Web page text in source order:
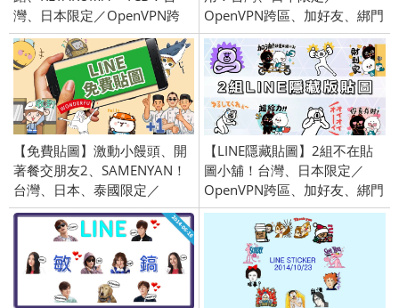
灣、日本限定／OpenVPN跨
區、加好友、綁門號／
2021/10/19
OpenVPN跨區、加好友、綁門
號／2024/3/5
【免費貼圖】激動小饅頭、開
著餐交朋友2、SAMENYAN！
台灣、日本、泰國限定／
OpenVPN跨區、加好友、綁門
號／2021/10/26
【LINE隱藏貼圖】2組不在貼
圖小舖！台灣、日本限定／
OpenVPN跨區、加好友、綁門
號／2026/4/8